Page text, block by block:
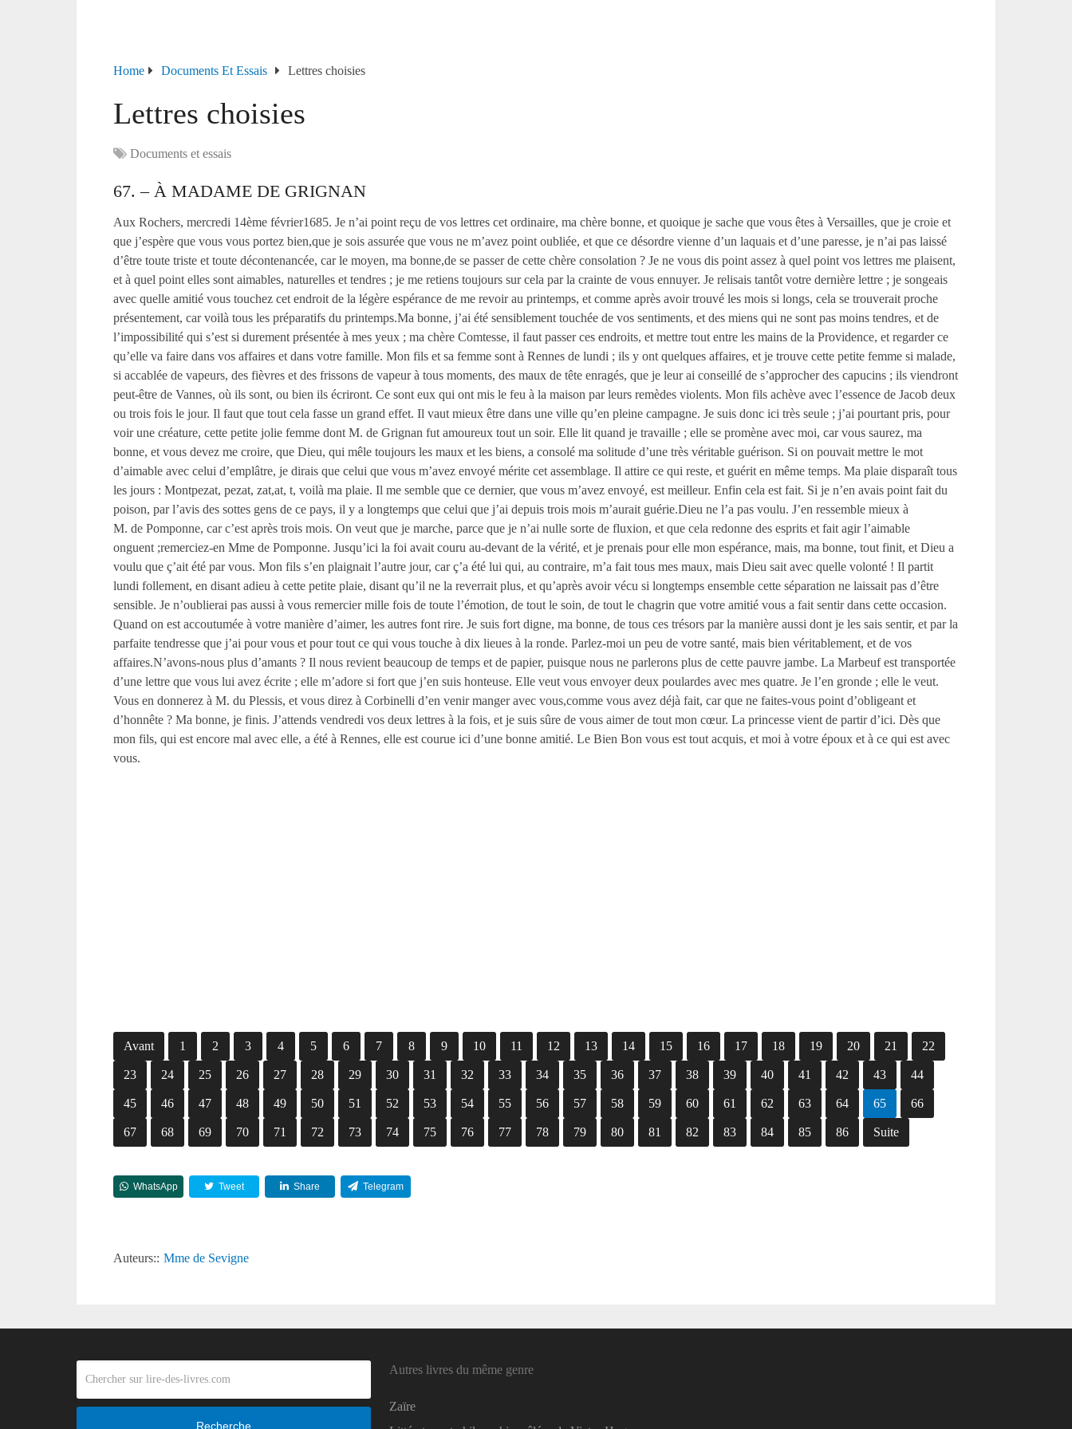
Home Documents Et Essais Lettres choisies
Lettres choisies
Documents et essais
67. – À MADAME DE GRIGNAN
Aux Rochers, mercredi 14ème février1685. Je n’ai point reçu de vos lettres cet ordinaire, ma chère bonne, et quoique je sache que vous êtes à Versailles, que je croie et
que j’espère que vous vous portez bien,que je sois assurée que vous ne m’avez point oubliée, et que ce désordre vienne d’un laquais et d’une paresse, je n’ai pas laissé
d’être toute triste et toute décontenancée, car le moyen, ma bonne,de se passer de cette chère consolation ? Je ne vous dis point assez à quel point vos lettres me plaisent,
et à quel point elles sont aimables, naturelles et tendres ; je me retiens toujours sur cela par la crainte de vous ennuyer. Je relisais tantôt votre dernière lettre ; je songeais
avec quelle amitié vous touchez cet endroit de la légère espérance de me revoir au printemps, et comme après avoir trouvé les mois si longs, cela se trouverait proche
présentement, car voilà tous les préparatifs du printemps.Ma bonne, j’ai été sensiblement touchée de vos sentiments, et des miens qui ne sont pas moins tendres, et de
l’impossibilité qui s’est si durement présentée à mes yeux ; ma chère Comtesse, il faut passer ces endroits, et mettre tout entre les mains de la Providence, et regarder ce
qu’elle va faire dans vos affaires et dans votre famille. Mon fils et sa femme sont à Rennes de lundi ; ils y ont quelques affaires, et je trouve cette petite femme si malade,
si accablée de vapeurs, des fièvres et des frissons de vapeur à tous moments, des maux de tête enragés, que je leur ai conseillé de s’approcher des capucins ; ils viendront
peut-être de Vannes, où ils sont, ou bien ils écriront. Ce sont eux qui ont mis le feu à la maison par leurs remèdes violents. Mon fils achève avec l’essence de Jacob deux
ou trois fois le jour. Il faut que tout cela fasse un grand effet. Il vaut mieux être dans une ville qu’en pleine campagne. Je suis donc ici très seule ; j’ai pourtant pris, pour
voir une créature, cette petite jolie femme dont M. de Grignan fut amoureux tout un soir. Elle lit quand je travaille ; elle se promène avec moi, car vous saurez, ma
bonne, et vous devez me croire, que Dieu, qui mêle toujours les maux et les biens, a consolé ma solitude d’une très véritable guérison. Si on pouvait mettre le mot
d’aimable avec celui d’emplâtre, je dirais que celui que vous m’avez envoyé mérite cet assemblage. Il attire ce qui reste, et guérit en même temps. Ma plaie disparaît tous
les jours : Montpezat, pezat, zat,at, t, voilà ma plaie. Il me semble que ce dernier, que vous m’avez envoyé, est meilleur. Enfin cela est fait. Si je n’en avais point fait du
poison, par l’avis des sottes gens de ce pays, il y a longtemps que celui que j’ai depuis trois mois m’aurait guérie.Dieu ne l’a pas voulu. J’en ressemble mieux à
M. de Pomponne, car c’est après trois mois. On veut que je marche, parce que je n’ai nulle sorte de fluxion, et que cela redonne des esprits et fait agir l’aimable
onguent ;remerciez-en Mme de Pomponne. Jusqu’ici la foi avait couru au-devant de la vérité, et je prenais pour elle mon espérance, mais, ma bonne, tout finit, et Dieu a
voulu que ç’ait été par vous. Mon fils s’en plaignait l’autre jour, car ç’a été lui qui, au contraire, m’a fait tous mes maux, mais Dieu sait avec quelle volonté ! Il partit
lundi follement, en disant adieu à cette petite plaie, disant qu’il ne la reverrait plus, et qu’après avoir vécu si longtemps ensemble cette séparation ne laissait pas d’être
sensible. Je n’oublierai pas aussi à vous remercier mille fois de toute l’émotion, de tout le soin, de tout le chagrin que votre amitié vous a fait sentir dans cette occasion.
Quand on est accoutumée à votre manière d’aimer, les autres font rire. Je suis fort digne, ma bonne, de tous ces trésors par la manière aussi dont je les sais sentir, et par la
parfaite tendresse que j’ai pour vous et pour tout ce qui vous touche à dix lieues à la ronde. Parlez-moi un peu de votre santé, mais bien véritablement, et de vos
affaires.N’avons-nous plus d’amants ? Il nous revient beaucoup de temps et de papier, puisque nous ne parlerons plus de cette pauvre jambe. La Marbeuf est transportée
d’une lettre que vous lui avez écrite ; elle m’adore si fort que j’en suis honteuse. Elle veut vous envoyer deux poulardes avec mes quatre. Je l’en gronde ; elle le veut.
Vous en donnerez à M. du Plessis, et vous direz à Corbinelli d’en venir manger avec vous,comme vous avez déjà fait, car que ne faites-vous point d’obligeant et
d’honnête ? Ma bonne, je finis. J’attends vendredi vos deux lettres à la fois, et je suis sûre de vous aimer de tout mon cœur. La princesse vient de partir d’ici. Dès que
mon fils, qui est encore mal avec elle, a été à Rennes, elle est courue ici d’une bonne amitié. Le Bien Bon vous est tout acquis, et moi à votre époux et à ce qui est avec
vous.
Avant 1 2 3 4 5 6 7 8 9 10 11 12 13 14 15 16 17 18 19 20 21 22
23 24 25 26 27 28 29 30 31 32 33 34 35 36 37 38 39 40 41 42 43 44
45 46 47 48 49 50 51 52 53 54 55 56 57 58 59 60 61 62 63 64 65 66
67 68 69 70 71 72 73 74 75 76 77 78 79 80 81 82 83 84 85 86 Suite
WhatsApp Tweet Share Telegram
Auteurs:: Mme de Sevigne
Recherche
Autres livres du même genre
Zaïre